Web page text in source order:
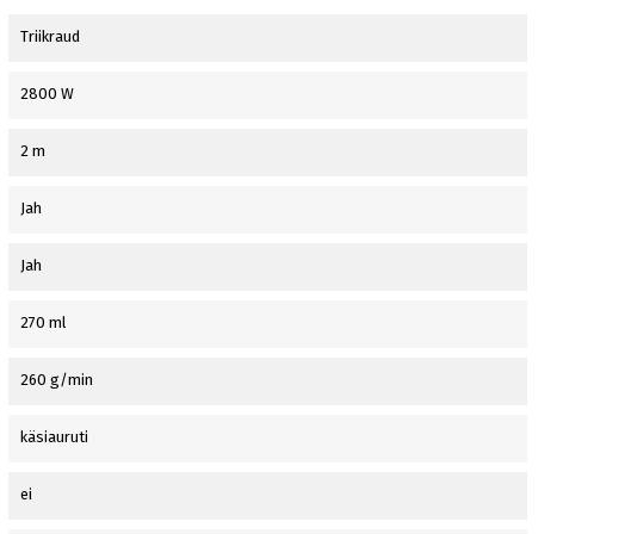
Triikraud
2800 W
2 m
Jah
Jah
270 ml
260 g/min
käsiauruti
ei